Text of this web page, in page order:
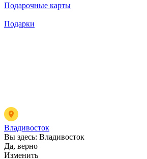
Подарочные карты
Подарки
Владивосток
Вы здесь: Владивосток
Да, верно
Изменить